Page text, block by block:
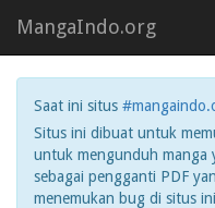
MangaIndo.org
Saat ini situs
Situs ini dibuat untuk
untuk mengunduh manga
sebagai pengganti PDF
menemukan bug di situs